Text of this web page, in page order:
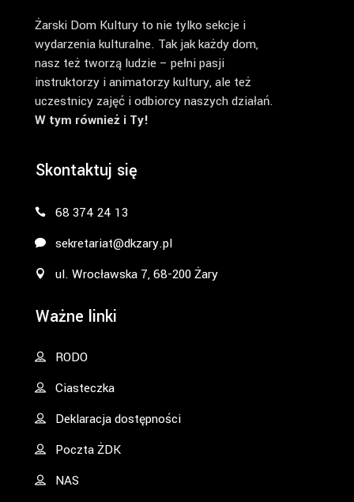
Żarski Dom Kultury to nie tylko sekcje i
wydarzenia kulturalne. Tak jak każdy dom,
nasz też tworzą ludzie – pełni pasji
instruktorzy i animatorzy kultury, ale też
uczestnicy zajęć i odbiorcy naszych działań.
W tym również i Ty!
Skontaktuj się
68 374 24 13
sekretariat@dkzary.pl
ul. Wrocławska 7, 68-200 Żary
Ważne linki
RODO
Ciasteczka
Deklaracja dostępności
Poczta ŻDK
NAS